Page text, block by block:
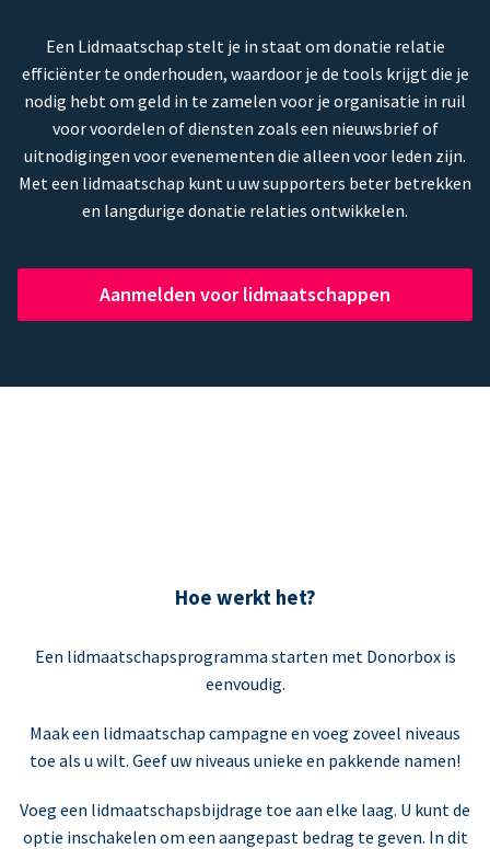
Een Lidmaatschap stelt je in staat om donatie relatie
efficiënter te onderhouden, waardoor je de tools krijgt die je
nodig hebt om geld in te zamelen voor je organisatie in ruil
voor voordelen of diensten zoals een nieuwsbrief of
uitnodigingen voor evenementen die alleen voor leden zijn.
Met een lidmaatschap kunt u uw supporters beter betrekken
en langdurige donatie relaties ontwikkelen.
Aanmelden voor lidmaatschappen
Hoe werkt het?
Een lidmaatschapsprogramma starten met Donorbox is
eenvoudig.
Maak een lidmaatschap campagne en voeg zoveel niveaus
toe als u wilt. Geef uw niveaus unieke en pakkende namen!
Voeg een lidmaatschapsbijdrage toe aan elke laag. U kunt de
optie inschakelen om een aangepast bedrag te geven. In dit